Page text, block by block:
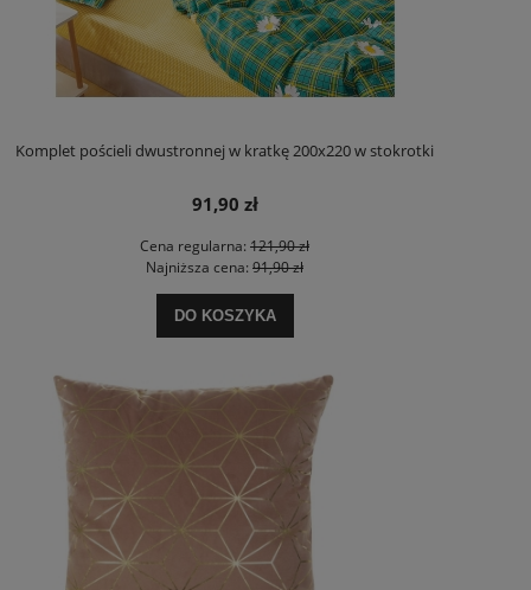
Komplet pościeli dwustronnej w kratkę 200x220 w stokrotki
91,90 zł
Cena regularna: 121,90 zł
Najniższa cena: 91,90 zł
DO KOSZYKA